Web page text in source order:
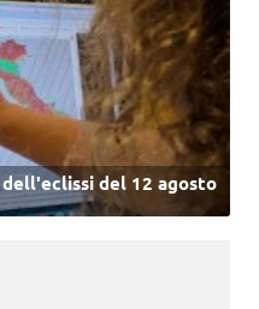
del 12 agosto